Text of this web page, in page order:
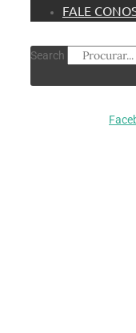
FALE
Search